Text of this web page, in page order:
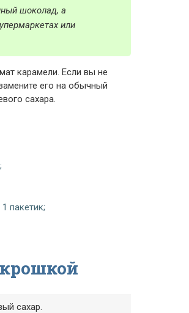
шоколад, а
или
карамели. Если вы не
его на обычный
сахара.
пакетик;
сахар.